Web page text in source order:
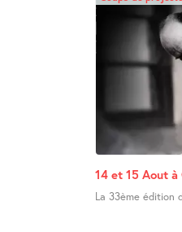
14 et 15 Aout
La 33ème édition